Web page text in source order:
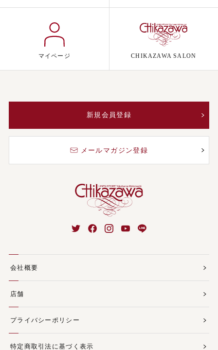
マイページ CHIKAZAWA SALON
新規会員登録
メールマガジン登録
会社概要
店舗
プライバシーポリシー
特定商取引法に基づく表示